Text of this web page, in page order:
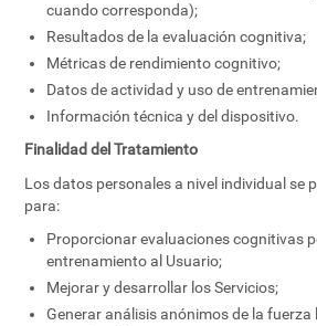
cuando corresponda);
Resultados de la evaluación cognitiva;
Métricas de rendimiento cognitivo;
Datos de actividad y uso de
Información técnica y del dispositivo.
Finalidad del Tratamiento
Los datos personales a nivel individual se
para:
Proporcionar evaluaciones cognitivas
entrenamiento al Usuario;
Mejorar y desarrollar los Servicios;
Generar análisis anónimos de la fuerza